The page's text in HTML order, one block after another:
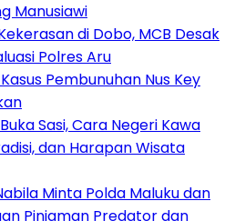
Manusiawi
di Dobo, MCB Desak
Polres Aru
Pembunuhan Nus Key
Sasi, Cara Negeri Kawa
dan Harapan Wisata
Minta Polda Maluku dan
Pinjaman Predator dan